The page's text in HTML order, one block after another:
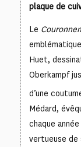
plaque de
Le
Huet,
Oberkampf
d’une
Médard,
chaque
vertueuse